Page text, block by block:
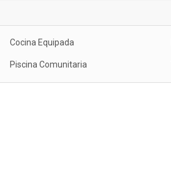
Cocina Equipada
Piscina Comunitaria